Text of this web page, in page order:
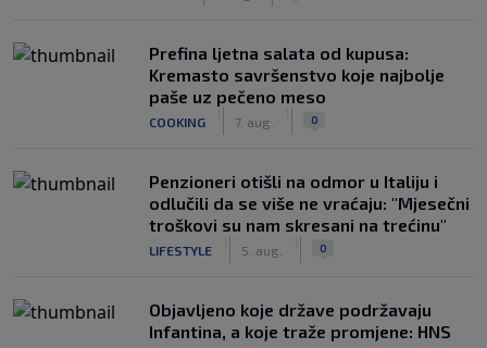
Prefina ljetna salata od kupusa:
Kremasto savršenstvo koje najbolje
paše uz pečeno meso
COOKING 7. aug. 0
Penzioneri otišli na odmor u Italiju i
odlučili da se više ne vraćaju: "Mjesečni
troškovi su nam skresani na trećinu"
LIFESTYLE 5. aug. 0
Objavljeno koje države podržavaju
Infantina, a koje traže promjene: HNS